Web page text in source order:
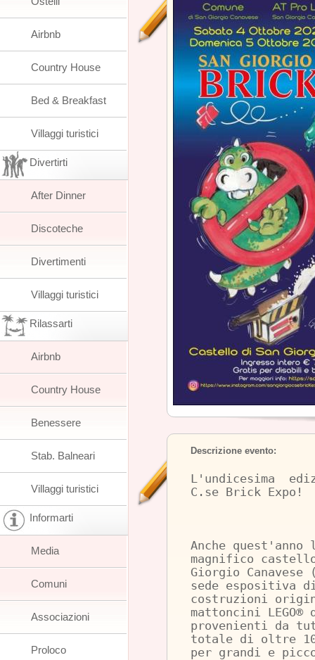
Descrizione evento:
L'undicesima
C.se Brick Expo!
Anche
magnifico
Giorgio
sede espositiva
costruzioni
mattoncini
provenienti da
totale di oltre
per grandi e
Airbnb
Country House
Bed & Breakfast
Villaggi turistici
Divertirti
After Dinner
Discoteche
Divertimenti
Villaggi turistici
Rilassarti
Airbnb
Country House
Benessere
Stab. Balneari
Villaggi turistici
Informarti
Media
Comuni
Associazioni
Proloco